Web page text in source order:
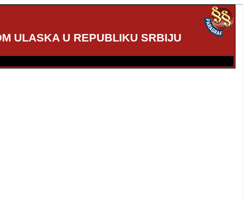
ULASKA U REPUBLIKU SRBIJU